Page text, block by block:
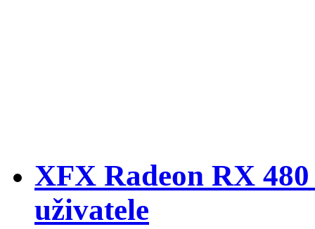
XFX Radeon RX
uživatele